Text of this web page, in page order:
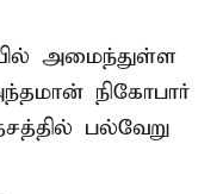
அமைந்துள்ள
நிகோபார்
பல்வேறு